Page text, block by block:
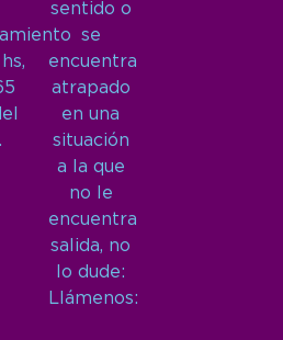
sentido o
se
encuentra
atrapado
en una
situación
a la que
no le
encuentra
salida, no
lo dude:
Llámenos: